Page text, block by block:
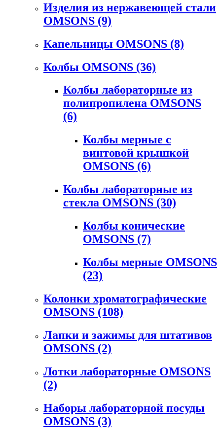
Изделия из нержавеющей стали
OMSONS (9)
Капельницы OMSONS (8)
Колбы OMSONS (36)
Колбы лабораторные из
полипропилена OMSONS
(6)
Колбы мерные с
винтовой крышкой
OMSONS (6)
Колбы лабораторные из
стекла OMSONS (30)
Колбы конические
OMSONS (7)
Колбы мерные OMSONS
(23)
Колонки хроматографические
OMSONS (108)
Лапки и зажимы для штативов
OMSONS (2)
Лотки лабораторные OMSONS
(2)
Наборы лабораторной посуды
OMSONS (3)